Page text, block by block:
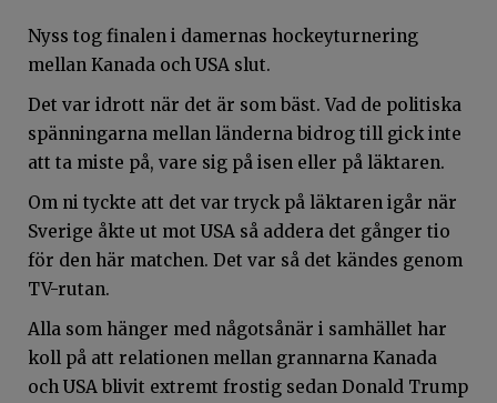
Nyss tog finalen i damernas hockeyturnering
mellan Kanada och USA slut.
Det var idrott när det är som bäst. Vad de politiska
spänningarna mellan länderna bidrog till gick inte
att ta miste på, vare sig på isen eller på läktaren.
Om ni tyckte att det var tryck på läktaren igår när
Sverige åkte ut mot USA så addera det gånger tio
för den här matchen. Det var så det kändes genom
TV-rutan.
Alla som hänger med någotsånär i samhället har
koll på att relationen mellan grannarna Kanada
och USA blivit extremt frostig sedan Donald Trump